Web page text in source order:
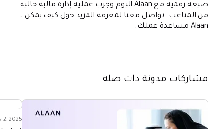
صيغة رقمية مع Alaan اليوم وجرب عملية إدارة مالية خالية
من المتاعب.تواصل معنالمعرفة المزيد حول كيف يمكن لـ
Alaan مساعدة عملك.
مشاركات مدونة ذات صلة
2, 2025